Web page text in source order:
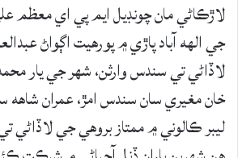
لاڙڪاڻي مان چونڊيل ايم پي اي معظم
جي الهه آباد پاڙي ۾ پورهيت اڳواڻ
لاڏاڻي تي سندس وارثن، شهر جي يار
خان مغيري سان سندس امڙ، عمران
ليبر ڪالوني ۾ ممتاز بروهي جي